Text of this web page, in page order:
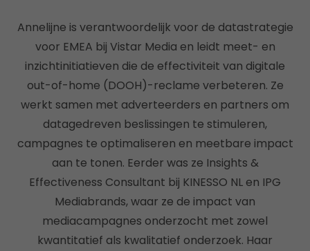
Annelijne is verantwoordelijk voor de datastrategie
voor EMEA bij Vistar Media en leidt meet- en
inzichtinitiatieven die de effectiviteit van digitale
out-of-home (DOOH)-reclame verbeteren. Ze
werkt samen met adverteerders en partners om
datagedreven beslissingen te stimuleren,
campagnes te optimaliseren en meetbare impact
aan te tonen. Eerder was ze Insights &
Effectiveness Consultant bij KINESSO NL en IPG
Mediabrands, waar ze de impact van
mediacampagnes onderzocht met zowel
kwantitatief als kwalitatief onderzoek. Haar